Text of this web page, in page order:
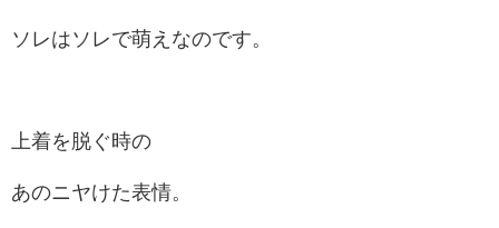
ソレはソレで萌えなのです。
上着を脱ぐ時の
あのニヤけた表情。